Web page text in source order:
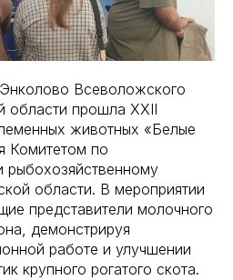
Всеволожского
области прошла XXII
животных «Белые
Комитетом по
области. В мероприятии
представители молочного
демонстрируя
работе и улучшении
крупного рогатого скота.